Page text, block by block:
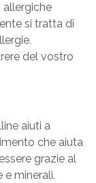
allergiche
si tratta di
del vostro
aiuti a
che aiuta
grazie al
minerali.